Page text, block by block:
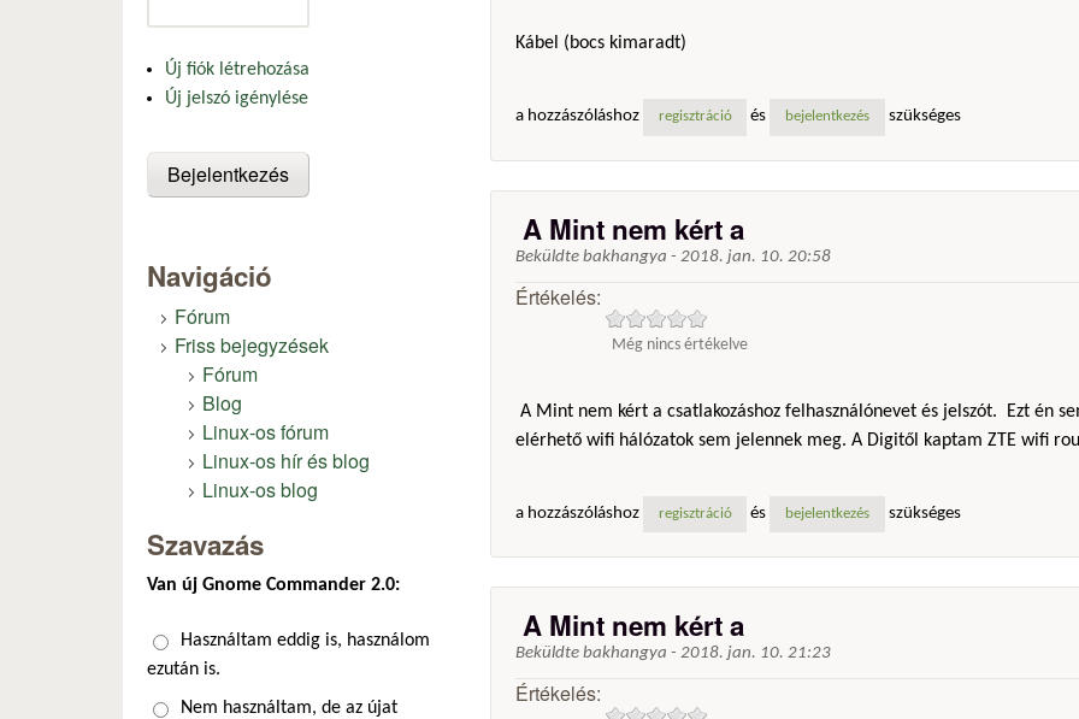
Kábel (bocs kimaradt)
a hozzászóláshoz regisztráció és bejelentkezés szükséges
A Mint nem kért a
Beküldte bakhangya - 2018. jan. 10. 20:58
Értékelés:
Még nincs értékelve
A Mint nem kért a csatlakozáshoz felhasználónevet és jelszót. Ezt én
elérhető wifi hálózatok sem jelennek meg. A Digitől kaptam ZTE wifi
a hozzászóláshoz regisztráció és bejelentkezés szükséges
A Mint nem kért a
Beküldte bakhangya - 2018. jan. 10. 21:23
Értékelés:
Új fiók létrehozása
Új jelszó igénylése
Navigáció
Fórum
Friss bejegyzések
Fórum
Blog
Linux-os fórum
Linux-os hír és blog
Linux-os blog
Szavazás
Van új Gnome Commander 2.0:
Választások
Használtam eddig is, használom
ezután is.
Nem használtam, de az újat